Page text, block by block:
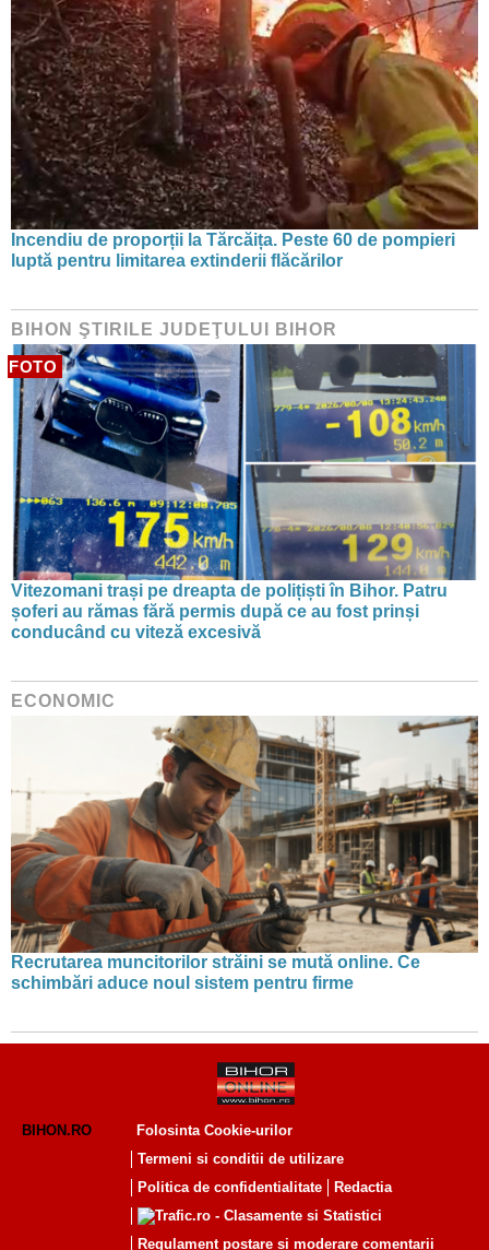
Incendiu de proporții la Tărcăița. Peste 60 de pompieri
luptă pentru limitarea extinderii flăcărilor
BIHON ŞTIRILE JUDEŢULUI BIHOR
FOTO
Vitezomani trași pe dreapta de polițiști în Bihor. Patru
șoferi au rămas fără permis după ce au fost prinși
conducând cu viteză excesivă
ECONOMIC
Recrutarea muncitorilor străini se mută online. Ce
schimbări aduce noul sistem pentru firme
BIHON.RO
Folosinta Cookie-urilor
Termeni si conditii de utilizare
Politica de confidentialitate
Redactia
Regulament postare și moderare comentarii